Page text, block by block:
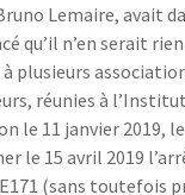
Lemaire, avait
qu’il n’en serait
plusieurs
réunies à
le 11 janvier 2019,
le 15 avril 2019
(sans toutefois